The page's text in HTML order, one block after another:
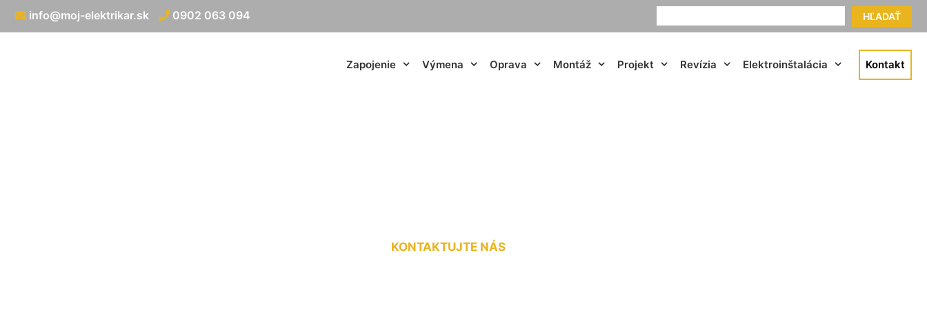
HĽADAŤ
info@moj-elektrikar.sk 0902 063 094
Zapojenie Výmena Oprava Montáž Projekt Revízia Elektroinštalácia Kontakt
KONTAKTUJTE NÁS